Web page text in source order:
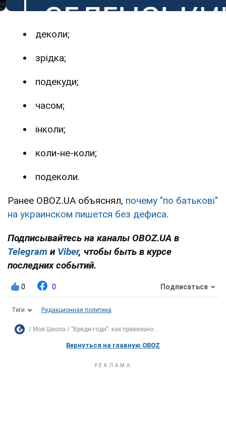
деколи;
зрідка;
подекуди;
часом;
інколи;
коли-не-коли;
подеколи.
Ранее OBOZ.UA объяснял, почему "по батькові"
на украинском пишется без дефиса.
Подписывайтесь на каналы OBOZ.UA в
Telegram и Viber, чтобы быть в курсе
последних событий.
0 0 Подписаться
Теги Редакционная политика
Моя Школа "Вряди-годи": как правильно...
Вернуться на главную OBOZ